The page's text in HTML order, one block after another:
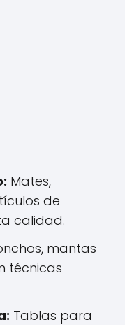
Mates,
de
calidad.
mantas
técnicas
Tablas para